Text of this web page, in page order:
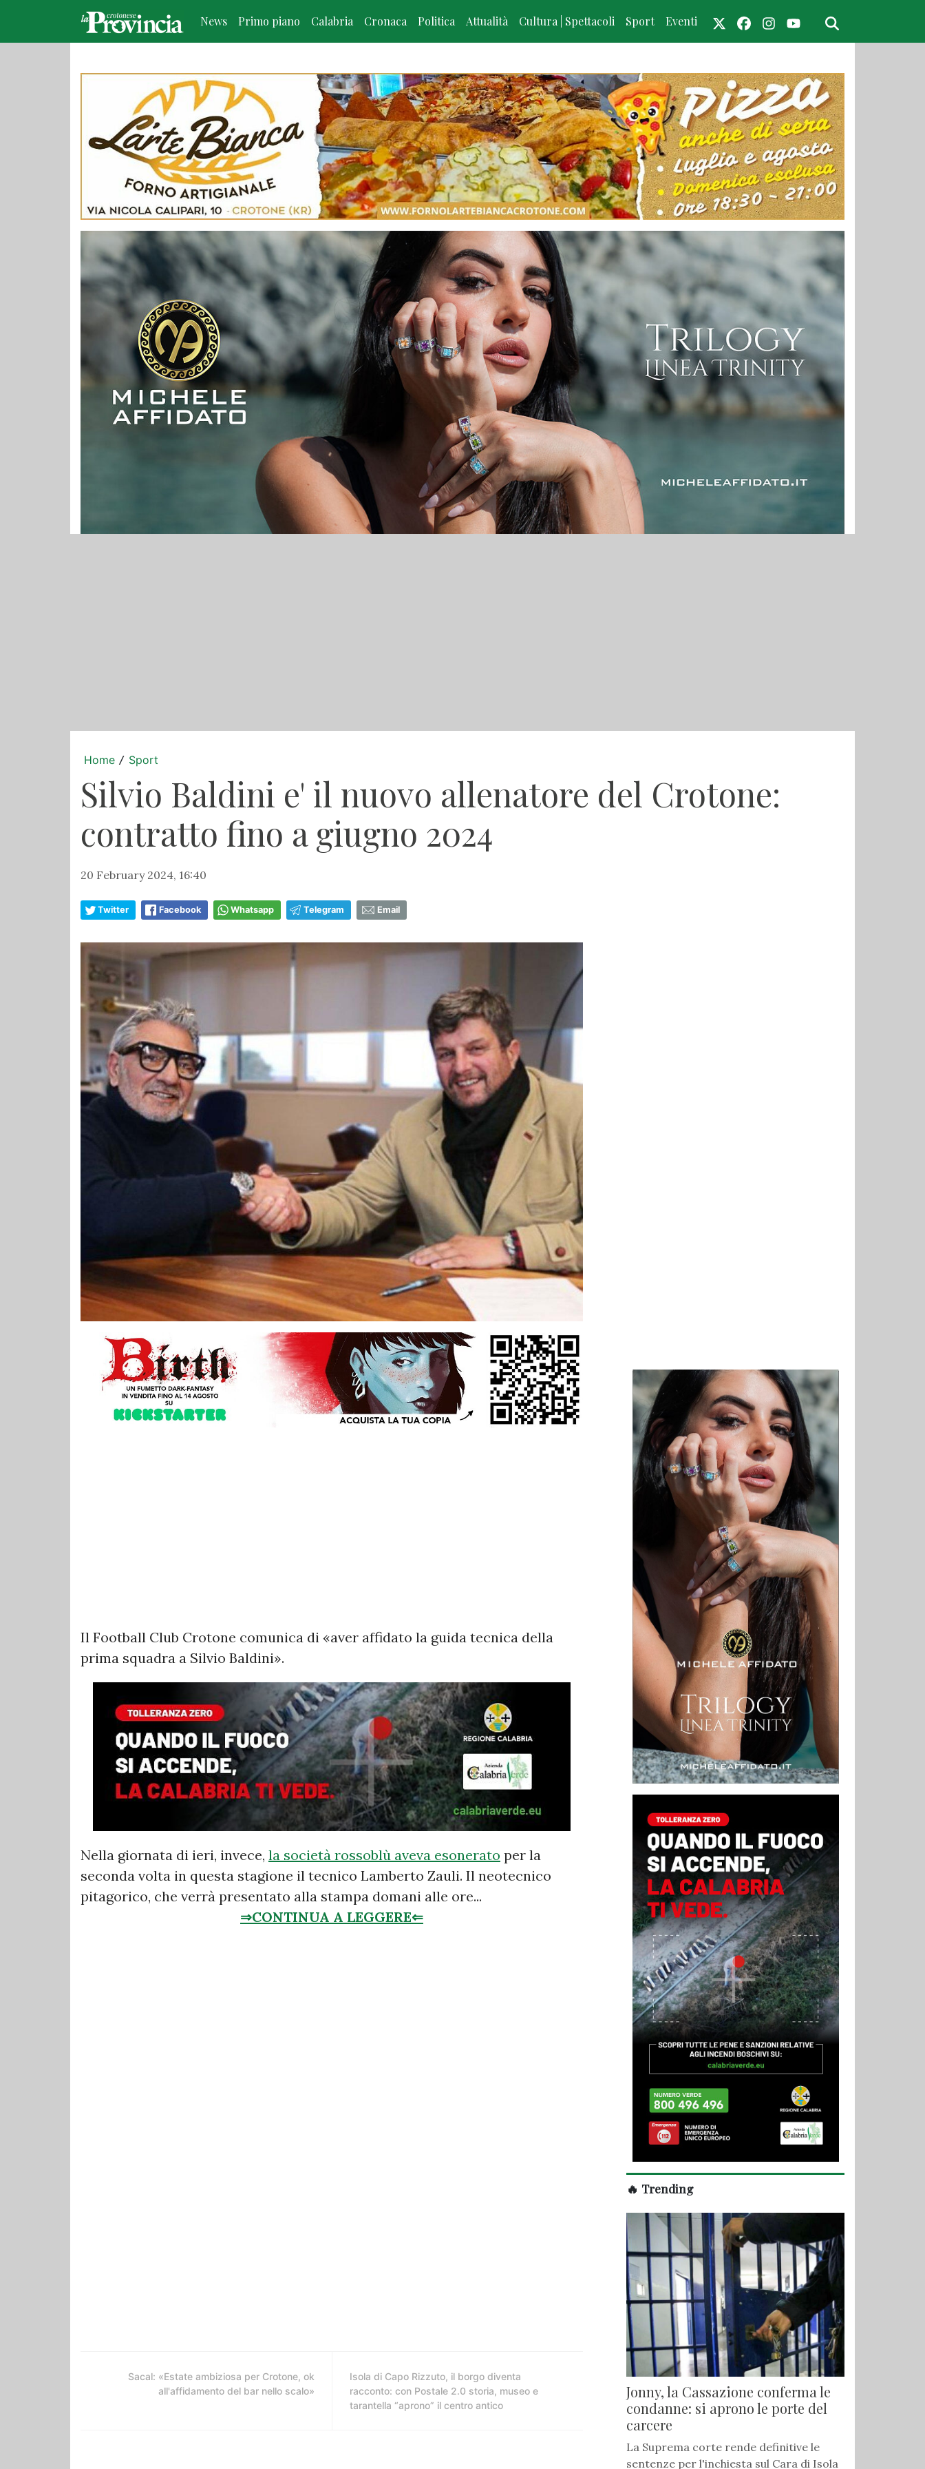
News Primo piano Calabria Cronaca Politica Attualità Cultura | Spettacoli Sport Eventi
Home / Sport
Silvio Baldini e' il nuovo allenatore del Crotone:
contratto fino a giugno 2024
20 February 2024, 16:40
Twitter Facebook Whatsapp Telegram Email
Il Football Club Crotone comunica di «aver affidato la guida tecnica della
prima squadra a Silvio Baldini».
Nella giornata di ieri, invece, la società rossoblù aveva esonerato per la
seconda volta in questa stagione il tecnico Lamberto Zauli. Il neotecnico
pitagorico, che verrà presentato alla stampa domani alle ore...
⇒CONTINUA A LEGGERE⇐
Sacal: «Estate ambiziosa per Crotone, ok
all'affidamento del bar nello scalo»
Isola di Capo Rizzuto, il borgo diventa
racconto: con Postale 2.0 storia, museo e
tarantella “aprono” il centro antico
🔥 Trending
Jonny, la Cassazione conferma le
condanne: si aprono le porte del
carcere
La Suprema corte rende definitive le
sentenze per l'inchiesta sul Cara di Isola